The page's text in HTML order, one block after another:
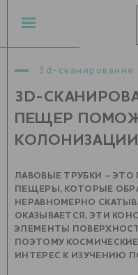
3d-сканирование
3D-
ПЕЩЕР
ЛАВОВЫЕ ТРУБКИ –
ПЕЩЕРЫ, КОТОРЫЕ
НЕРАВНОМЕРНО
ОКАЗЫВАЕТСЯ, ЭТИ
ЭЛЕМЕНТЫ
ПОЭТОМУ
ИНТЕРЕС К ИЗУЧЕНИЮ